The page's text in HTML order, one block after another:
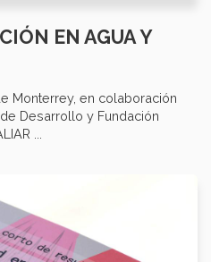
EN AGUA Y
Monterrey, en colaboración
Desarrollo y Fundación
...